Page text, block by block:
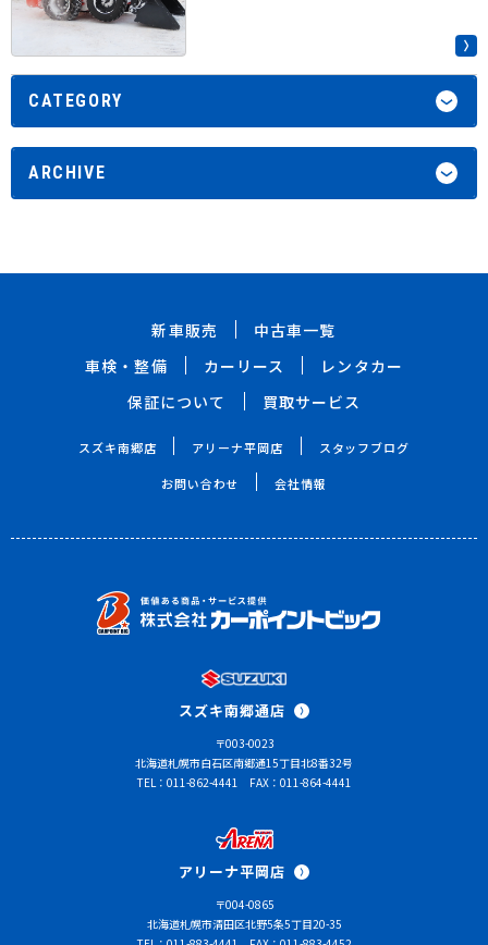
CATEGORY
ARCHIVE
新車販売
中古車一覧
車検・整備
カーリース
レンタカー
保証について
買取サービス
スズキ南郷店 アリーナ平岡店 スタッフブログ
お問い合わせ 会社情報
スズキ南郷通店
〒003-0023
北海道札幌市白石区南郷通15丁目北8番32号
TEL：011-862-4441
FAX：011-864-4441
アリーナ平岡店
〒004-0865
北海道札幌市清田区北野5条5丁目20-35